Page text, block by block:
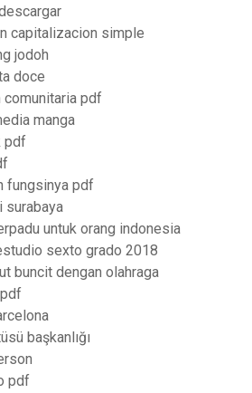
capitalizacion simple
jodoh
doce
pdf
manga
pdf
fungsinya pdf
surabaya
untuk orang indonesia
sexto grado 2018
buncit dengan olahraga
başkanlığı
pdf